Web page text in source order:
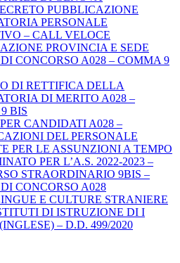
PUBBLICAZIONE
PERSONALE
– CALL VELOCE
PROVINCIA E SEDE
CONCORSO A028 – COMMA 9
DI RETTIFICA DELLA
DI MERITO A028 –
BIS
CANDIDATI A028 –
DEL PERSONALE
PER LE ASSUNZIONI A TEMPO
PER L’A.S. 2022-2023 –
STRAORDINARIO 9BIS –
CONCORSO A028
E CULTURE STRANIERE
DI ISTRUZIONE DI I
– D.D. 499/2020